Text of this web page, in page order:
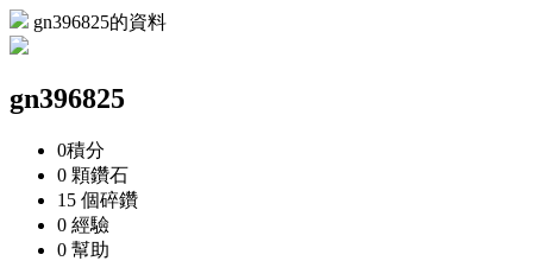
gn396825的資料
gn396825
0積分
0 顆鑽石
15 個碎鑽
0 經驗
0 幫助